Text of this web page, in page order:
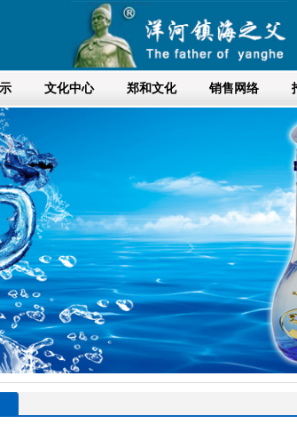
文化中心 郑和文化 销售网络